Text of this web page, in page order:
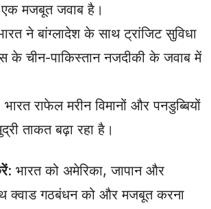
एक मजबूत जवाब है।
ने बांग्लादेश के साथ ट्रांजिट सुविधा
के चीन-पाकिस्तान नजदीकी के जवाब में
भारत राफेल मरीन विमानों और पनडुब्बियों
ताकत बढ़ा रहा है।
: भारत को अमेरिका, जापान और
क्वाड गठबंधन को और मजबूत करना